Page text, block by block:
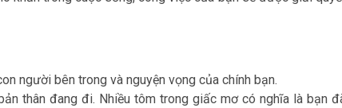
người bên trong và nguyện vọng của chính bạn.
thân đang đi. Nhiều tôm trong giấc mơ có nghĩa là bạn